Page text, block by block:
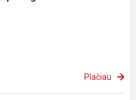
Plačiau